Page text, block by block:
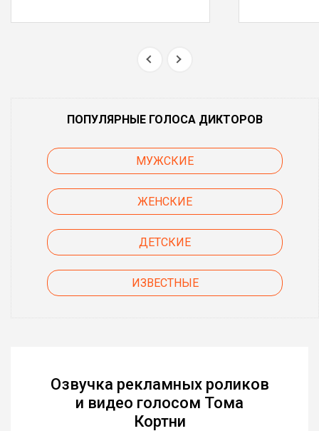
ПОПУЛЯРНЫЕ ГОЛОСА ДИКТОРОВ
МУЖСКИЕ
ЖЕНСКИЕ
ДЕТСКИЕ
ИЗВЕСТНЫЕ
Озвучка рекламных роликов
и видео голосом Тома
Кортни